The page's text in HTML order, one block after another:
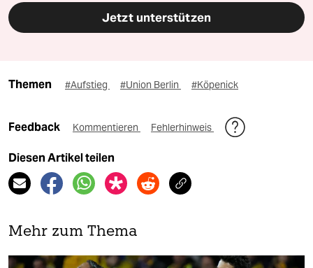
Jetzt unterstützen
Themen #Aufstieg #Union Berlin #Köpenick
Feedback Kommentieren Fehlerhinweis
Diesen Artikel teilen
Mehr zum Thema